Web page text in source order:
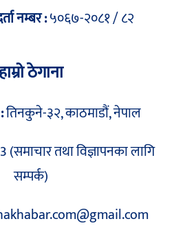
नम्बर :५०६७-२०८१ / ८२
ठेगाना
:तिनकुने-३२, काठमाडौं, नेपाल
तथा विज्ञापनका लागि
सम्पर्क)